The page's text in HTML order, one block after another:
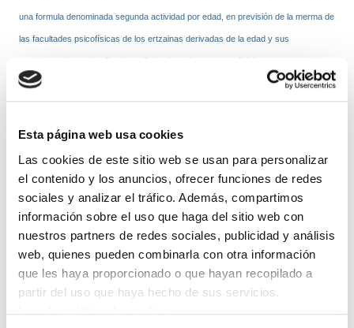
Esta página web usa cookies
Las cookies de este sitio web se usan para personalizar
el contenido y los anuncios, ofrecer funciones de redes
sociales y analizar el tráfico. Además, compartimos
información sobre el uso que haga del sitio web con
nuestros partners de redes sociales, publicidad y análisis
web, quienes pueden combinarla con otra información
que les haya proporcionado o que hayan recopilado a
partir del uso que haya hecho de sus servicios.
una formula denominada segunda actividad por edad, en previsión de la merma de
las facultades psicofísicas de los ertzainas derivadas de la edad y sus
consecuencias en la eficacia y eficiencia en las tareas policiales.
Con esta formula de la segunda actividad se pretende que aquellos miembros de
No obstante y teniendo en cuenta que el número de puestos de trabajo que se
pueden dedicar a segunda actividad, no cubre ni de lejos las necesidades que se
generen a corto plazo, la Ley aborda este problema creando la figura de segunda
actividad sin destino regulándolo de la siguiente manera: